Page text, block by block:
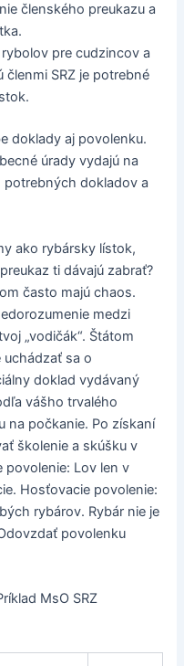
členského preukazu a
pre cudzincov a
členmi SRZ je potrebné
doklady aj povolenku.
úrady vydajú na
dokladov a
ako rybársky lístok,
ti dávajú zabrať?
často majú chaos.
medzi
„vodičák“. Štátom
sa o
doklad vydávaný
vášho trvalého
na počkanie. Po získaní
školenie a skúšku v
povolenie: Lov len v
Hosťovacie povolenie:
rybárov. Rybár nie je
povolenku
MsO SRZ